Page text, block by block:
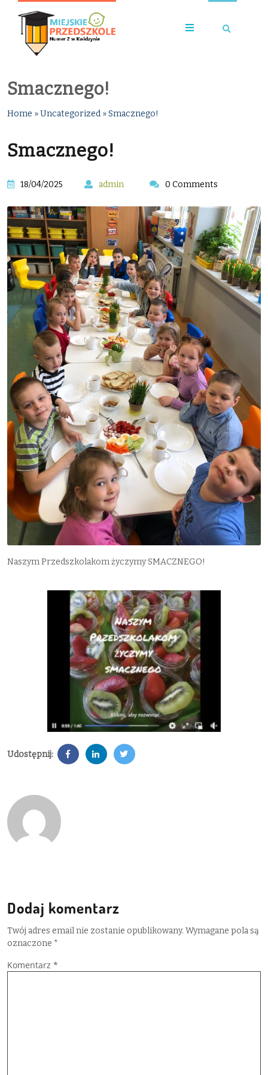
Smacznego!
Home »Uncategorized »Smacznego!
Smacznego!
18/04/2025 admin 0 Comments
Naszym Przedszkolakom życzymy SMACZNEGO!
Udostępnij:
Dodaj komentarz
Twój adres email nie zostanie opublikowany. Wymagane pola są
oznaczone *
Komentarz *